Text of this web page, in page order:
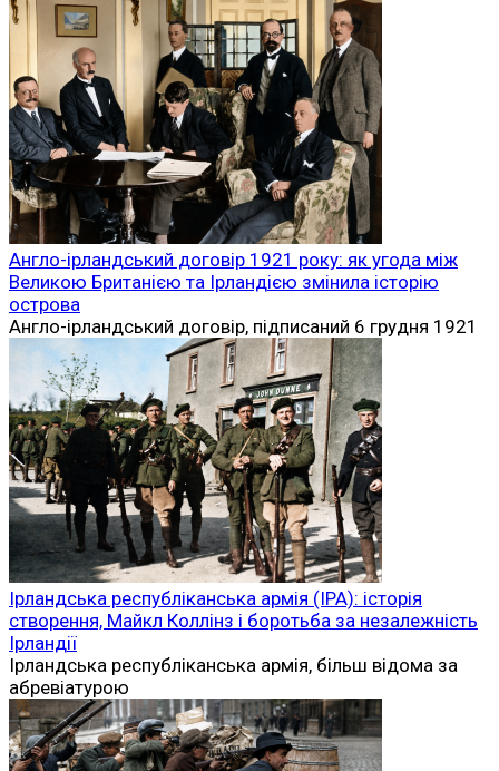
Англо-ірландський договір 1921 року: як угода між
Великою Британією та Ірландією змінила історію
острова
Англо-ірландський договір, підписаний 6 грудня 1921
Ірландська республіканська армія (ІРА): історія
створення, Майкл Коллінз і боротьба за незалежність
Ірландії
Ірландська республіканська армія, більш відома за
абревіатурою